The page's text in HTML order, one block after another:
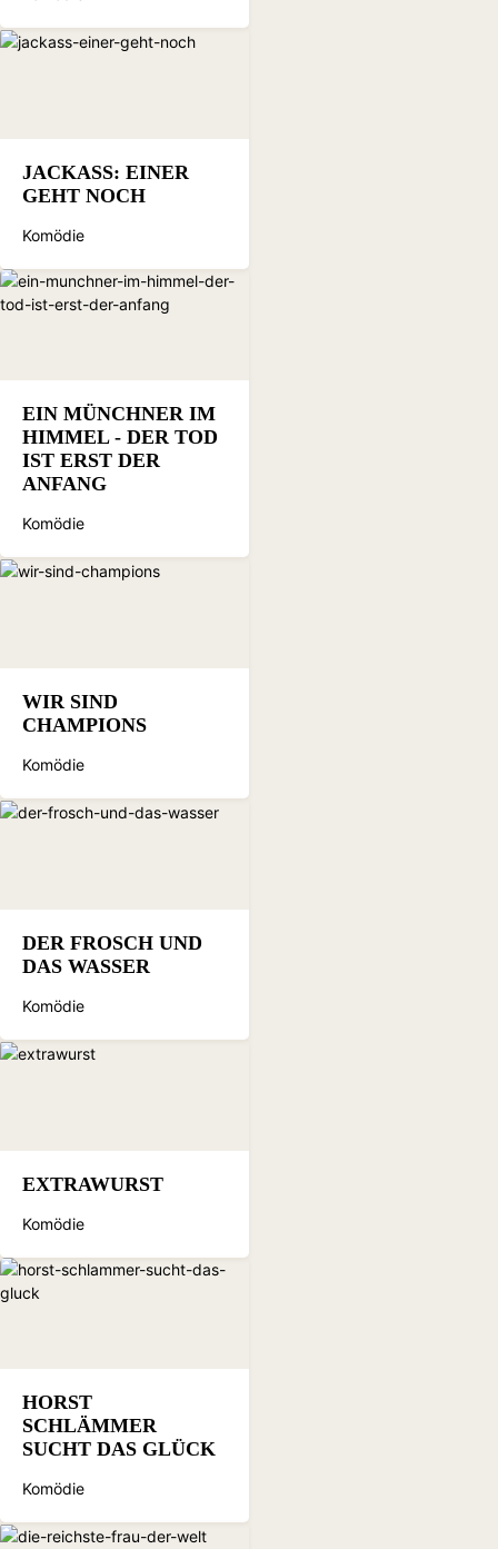
JACKASS: EINER
GEHT NOCH
Komödie
EIN MÜNCHNER IM
HIMMEL - DER TOD
IST ERST DER
ANFANG
Komödie
WIR SIND
CHAMPIONS
Komödie
DER FROSCH UND
DAS WASSER
Komödie
EXTRAWURST
Komödie
HORST
SCHLÄMMER
SUCHT DAS GLÜCK
Komödie